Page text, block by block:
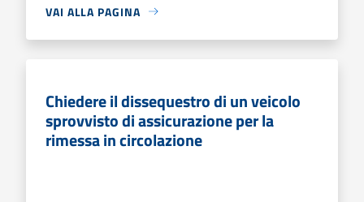
VAI ALLA PAGINA
Chiedere il dissequestro di un veicolo
sprovvisto di assicurazione per la
rimessa in circolazione